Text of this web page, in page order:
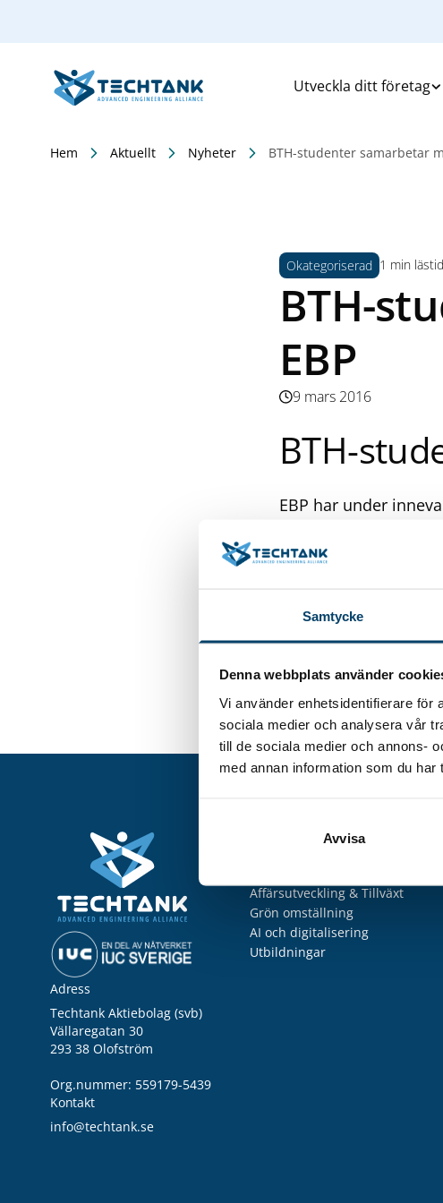
Samtycke
Denna webbplats använder
Vi använder enhetsidentifierare för
sociala medier och analysera vår
till de sociala medier och annons-
med annan information som du
Avvisa
Utveckla ditt företag
Hem Aktuellt Nyheter BTH-studenter samarbetar
Okategoriserad 1 min lästid
BTH-
EBP
9 mars 2016
BTH-
EBP har under
arbetsuppgifter i
en möjlighet att få
av deras sätt att
kommer att bli
tagen från
Adress
Techtank Aktiebolag (svb)
Vällaregatan 30
293 38 Olofström
Org.nummer: 559179-5439
Kontakt
info@techtank.se
Utveckla ditt företag
Affärsutveckling & Tillväxt
Grön omställning
AI och digitalisering
Utbildningar